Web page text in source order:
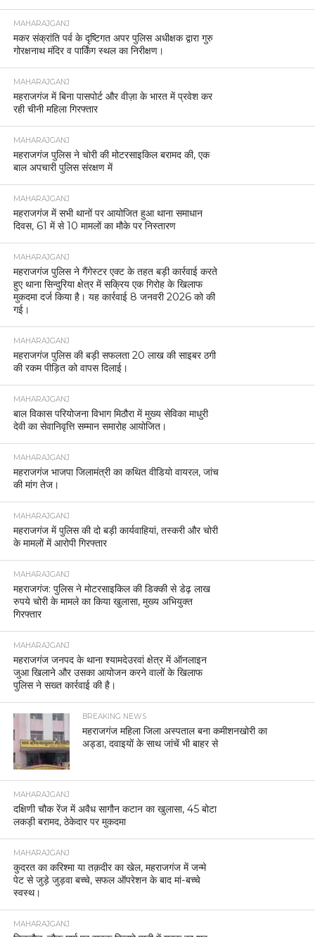
MAHARAJGANJ
मकर संक्रांति पर्व के दृष्टिगत अपर पुलिस अधीक्षक द्वारा गुरु
गोरक्षनाथ मंदिर व पार्किंग स्थल का निरीक्षण।
MAHARAJGANJ
महराजगंज में बिना पासपोर्ट और वीज़ा के भारत में प्रवेश कर
रही चीनी महिला गिरफ्तार
MAHARAJGANJ
महराजगंज पुलिस ने चोरी की मोटरसाइकिल बरामद की, एक
बाल अपचारी पुलिस संरक्षण में
MAHARAJGANJ
महराजगंज में सभी थानों पर आयोजित हुआ थाना समाधान
दिवस, 61 में से 10 मामलों का मौके पर निस्तारण
MAHARAJGANJ
महराजगंज पुलिस ने गैंगेस्टर एक्ट के तहत बड़ी कार्रवाई करते
हुए थाना सिन्दुरिया क्षेत्र में सक्रिय एक गिरोह के खिलाफ
मुकदमा दर्ज किया है। यह कार्रवाई 8 जनवरी 2026 को की
गई।
MAHARAJGANJ
महराजगंज पुलिस की बड़ी सफलता 20 लाख की साइबर ठगी
की रकम पीड़ित को वापस दिलाई।
MAHARAJGANJ
बाल विकास परियोजना विभाग मिठौरा में मुख्य सेविका माधुरी
देवी का सेवानिवृत्ति सम्मान समारोह आयोजित।
MAHARAJGANJ
महराजगंज भाजपा जिलामंत्री का कथित वीडियो वायरल, जांच
की मांग तेज।
MAHARAJGANJ
महराजगंज में पुलिस की दो बड़ी कार्यवाहियां, तस्करी और चोरी
के मामलों में आरोपी गिरफ्तार
MAHARAJGANJ
महराजगंज: पुलिस ने मोटरसाइकिल की डिक्की से डेढ़ लाख
रुपये चोरी के मामले का किया खुलासा, मुख्य अभियुक्त
गिरफ्तार
MAHARAJGANJ
महराजगंज जनपद के थाना श्यामदेउरवां क्षेत्र में ऑनलाइन
जुआ खिलाने और उसका आयोजन करने वालों के खिलाफ
पुलिस ने सख्त कार्रवाई की है।
BREAKING NEWS
महराजगंज महिला जिला अस्पताल बना कमीशनखोरी का
अड्डा, दवाइयों के साथ जांचें भी बाहर से
MAHARAJGANJ
दक्षिणी चौक रेंज में अवैध सागौन कटान का खुलासा, 45 बोटा
लकड़ी बरामद, ठेकेदार पर मुकदमा
MAHARAJGANJ
कुदरत का करिश्मा या तक़दीर का खेल, महराजगंज में जन्मे
पेट से जुड़े जुड़वा बच्चे, सफल ऑपरेशन के बाद मां-बच्चे
स्वस्थ।
MAHARAJGANJ